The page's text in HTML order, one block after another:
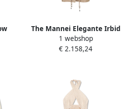
The Mannei Elegante Irbid
Jurk Beige Dames
1 webshop
€ 2.158,24